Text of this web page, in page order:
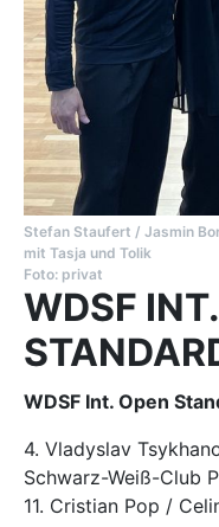
Stefan Staufert / Jasmin
mit Tasja und Tolik
Foto: privat
WDSF
WDSF Int. Open
4. Vladyslav
Schwarz-Weiß-Club
11. Cristian Pop /